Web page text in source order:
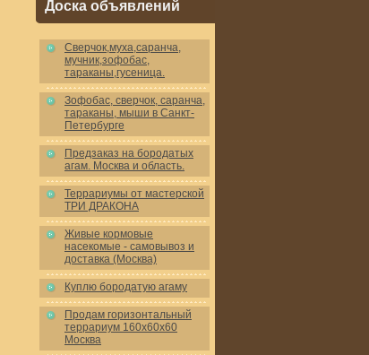
Доска объявлений
Cверчок,муха,саранча,
мучник,зофобас,
тараканы,гусеница.
Зофобас, сверчок, саранча,
тараканы, мыши в Санкт-
Петербурге
Предзаказ на бородатых
агам. Москва и область.
Террариумы от мастерской
ТРИ ДРАКОНА
Живые кормовые
насекомые - самовывоз и
доставка (Москва)
Куплю бородатую агаму
Продам горизонтальный
террариум 160x60x60
Москва